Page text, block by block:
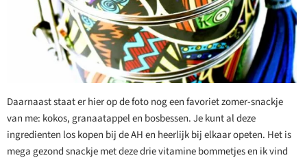
Daarnaast staat er hier op de foto nog een favoriet zomer-snackje
van me: kokos, granaatappel en bosbessen. Je kunt al deze
ingredienten los kopen bij de AH en heerlijk bij elkaar opeten. Het is
mega gezond snackje met deze drie vitamine bommetjes en ik vind